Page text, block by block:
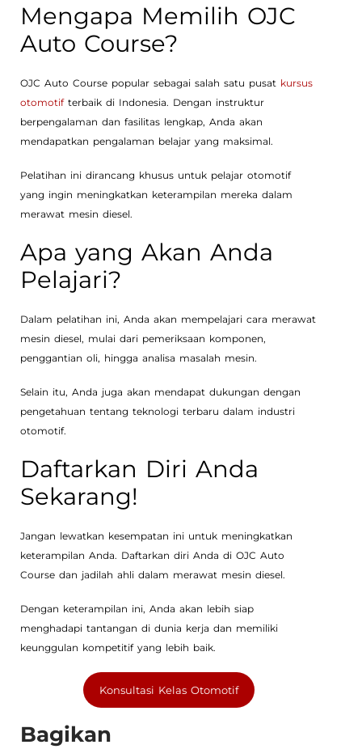
Mengapa Memilih OJC
Auto Course?
OJC Auto Course popular sebagai salah satu pusat kursus
otomotifterbaik di Indonesia. Dengan instruktur
berpengalaman dan fasilitas lengkap, Anda akan
mendapatkan pengalaman belajar yang maksimal.
Pelatihan ini dirancang khusus untuk pelajar otomotif
yang ingin meningkatkan keterampilan mereka dalam
merawat mesin diesel.
Apa yang Akan Anda
Pelajari?
Dalam pelatihan ini, Anda akan mempelajari cara merawat
mesin diesel, mulai dari pemeriksaan komponen,
penggantian oli, hingga analisa masalah mesin.
Selain itu, Anda juga akan mendapat dukungan dengan
pengetahuan tentang teknologi terbaru dalam industri
otomotif.
Daftarkan Diri Anda
Sekarang!
Jangan lewatkan kesempatan ini untuk meningkatkan
keterampilan Anda. Daftarkan diri Anda di OJC Auto
Course dan jadilah ahli dalam merawat mesin diesel.
Dengan keterampilan ini, Anda akan lebih siap
menghadapi tantangan di dunia kerja dan memiliki
keunggulan kompetitif yang lebih baik.
Konsultasi Kelas Otomotif
Bagikan